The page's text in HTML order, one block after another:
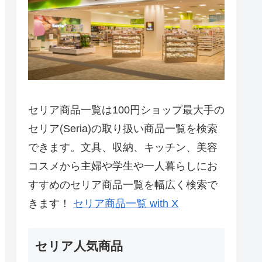
セリア商品一覧は100円ショップ最大手の
セリア(Seria)の取り扱い商品一覧を検索
できます。文具、収納、キッチン、美容
コスメから主婦や学生や一人暮らしにお
すすめのセリア商品一覧を幅広く検索で
きます！ セリア商品一覧 with X
セリア人気商品